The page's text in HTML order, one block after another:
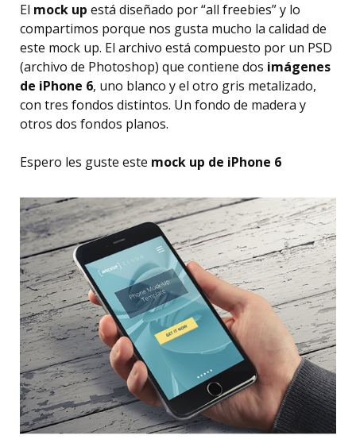
El mock up está diseñado por “all freebies” y lo
compartimos porque nos gusta mucho la calidad de
este mock up. El archivo está compuesto por un PSD
(archivo de Photoshop) que contiene dos imágenes
de iPhone 6, uno blanco y el otro gris metalizado,
con tres fondos distintos. Un fondo de madera y
otros dos fondos planos.
Espero les guste este mock up de iPhone 6